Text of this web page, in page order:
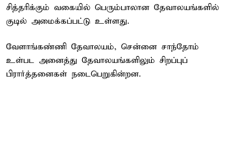
சித்தரிக்கும் வகையில் பெரும்பாலான தேவாலயங்களில்
குடில் அமைக்கப்பட்டு உள்ளது.
வேளாங்கண்ணி தேவாலயம், சென்னை சாந்தோம்
உள்பட அனைத்து தேவாலயங்களிலும் சிறப்புப்
பிரார்த்தனைகள் நடைபெறுகின்றன.